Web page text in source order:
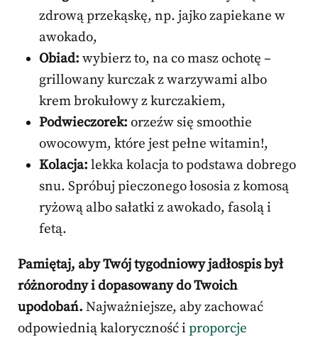
zdrową przekąskę, np. jajko zapiekane w
awokado,
Obiad: wybierz to, na co masz ochotę –
grillowany kurczak z warzywami albo
krem brokułowy z kurczakiem,
Podwieczorek: orzeźw się smoothie
owocowym, które jest pełne witamin!,
Kolacja: lekka kolacja to podstawa dobrego
snu. Spróbuj pieczonego łososia z komosą
ryżową albo sałatki z awokado, fasolą i
fetą.
Pamiętaj, aby Twój tygodniowy jadłospis był
różnorodny i dopasowany do Twoich
upodobań. Najważniejsze, aby zachować
odpowiednią kaloryczność i proporcje